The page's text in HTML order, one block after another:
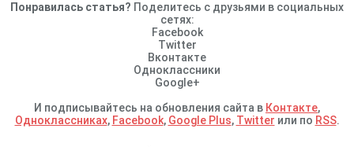
Понравилась статья? Поделитесь с друзьями в социальных
сетях:
Facebook
Twitter
Вконтакте
Одноклассники
Google+
И подписывайтесь на обновления сайта в Контакте,
Одноклассниках, Facebook, Google Plus, Twitter или по RSS.